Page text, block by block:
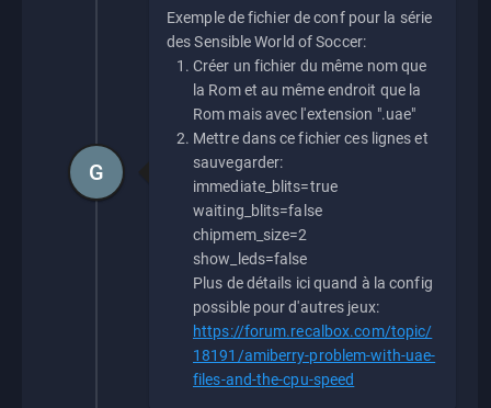
Exemple de fichier de conf pour la série
des Sensible World of Soccer:
Créer un fichier du même nom que
la Rom et au même endroit que la
Rom mais avec l'extension ".uae"
Mettre dans ce fichier ces lignes et
sauvegarder:
immediate_blits=true
waiting_blits=false
chipmem_size=2
show_leds=false
Plus de détails ici quand à la config
possible pour d'autres jeux:
https://forum.recalbox.com/topic/
18191/amiberry-problem-with-uae-
files-and-the-cpu-speed
G